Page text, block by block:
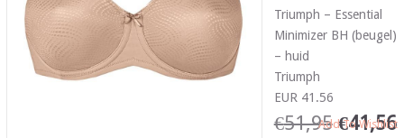
Triumph – Essential
Minimizer BH (beugel)
– huid
Triumph
EUR 41.56
€51,95 €41,56
Add To Wishlist